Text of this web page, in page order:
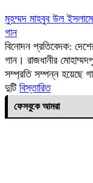
মুহম্মদ মাহবুব উল
গান
বিনোদন প্রতিবেদক:
গান। রাজধানীর
সম্প্রতি সম্পন্ন হয়েছে
দুটি বিস্তারিত
ফেসবুকে আমরা